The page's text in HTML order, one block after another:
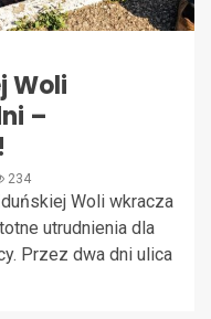
Woli
–
234
Woli wkracza
utrudnienia dla
Przez dwa dni ulica